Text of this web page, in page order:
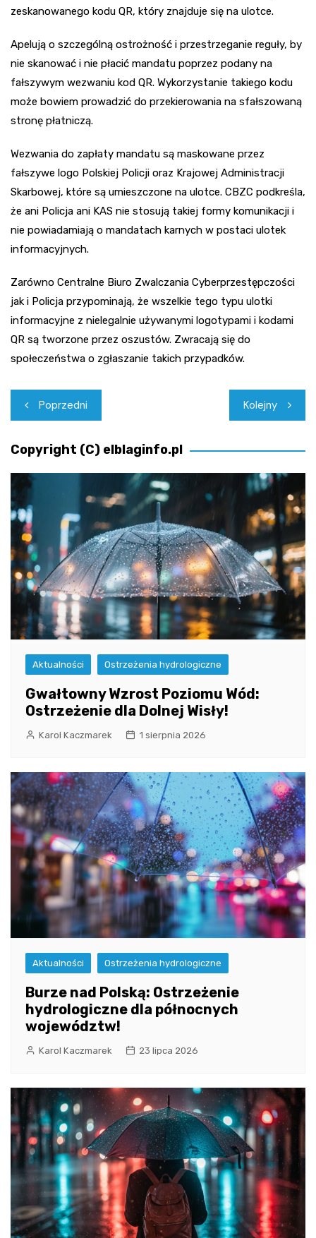
zeskanowanego kodu QR, który znajduje się na ulotce.
Apelują o szczególną ostrożność i przestrzeganie reguły, by
nie skanować i nie płacić mandatu poprzez podany na
fałszywym wezwaniu kod QR. Wykorzystanie takiego kodu
może bowiem prowadzić do przekierowania na sfałszowaną
stronę płatniczą.
Wezwania do zapłaty mandatu są maskowane przez
fałszywe logo Polskiej Policji oraz Krajowej Administracji
Skarbowej, które są umieszczone na ulotce. CBZC podkreśla,
że ani Policja ani KAS nie stosują takiej formy komunikacji i
nie powiadamiają o mandatach karnych w postaci ulotek
informacyjnych.
Zarówno Centralne Biuro Zwalczania Cyberprzestępczości
jak i Policja przypominają, że wszelkie tego typu ulotki
informacyjne z nielegalnie używanymi logotypami i kodami
QR są tworzone przez oszustów. Zwracają się do
społeczeństwa o zgłaszanie takich przypadków.
Nawigacja
wpisu
Poprzedni Kolejny
Copyright (C) elblaginfo.pl
Aktualności Ostrzeżenia hydrologiczne
Gwałtowny Wzrost Poziomu Wód:
Ostrzeżenie dla Dolnej Wisły!
Karol Kaczmarek 1 sierpnia 2026
Aktualności Ostrzeżenia hydrologiczne
Burze nad Polską: Ostrzeżenie
hydrologiczne dla północnych
województw!
Karol Kaczmarek 23 lipca 2026